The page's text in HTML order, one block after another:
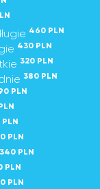
460 PLN
430 PLN
320 PLN
380 PLN
PLN
PLN
340 PLN
PLN
PLN